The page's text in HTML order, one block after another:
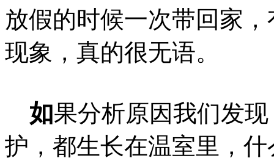
放假的时候一次带回家
现象，真的很无语。
如果分析原因我们发
护，都生长在温室里，